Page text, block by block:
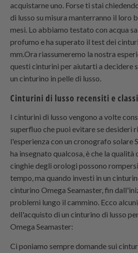
acquistarne uno. Forse ti stai
di lusso su misura manterranno il loro
mesi. Lo abbiamo testato con acqua
profumo e ha superato il test dei
mm.Ora riassumeremo la nostra
questi cinturini per aiutarti a decidere
un cinturino in pelle di lusso.
Cinturini di lusso recensiti e
I cinturini di lusso vengono a volte
superfluo che puoi evitare se desideri
l'esperienza con un cronografo solare
ha insegnato qualcosa, è che la qualità
cinghie degli orologi possono
tempo, ma quando investi in un
cinturino Omega Seamaster, fin
problemi lungo il cammino. Ecco
dell'acquisto di un cinturino di lusso
Omega Seamaster:
Ci poniamo sempre domande sui